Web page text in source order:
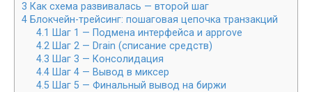
3 Как схема развивалась — второй шаг
4 Блокчейн-трейсинг: пошаговая цепочка транзакций
4.1 Шаг 1 — Подмена интерфейса и approve
4.2 Шаг 2 — Drain (списание средств)
4.3 Шаг 3 — Консолидация
4.4 Шаг 4 — Вывод в миксер
4.5 Шаг 5 — Финальный вывод на биржи